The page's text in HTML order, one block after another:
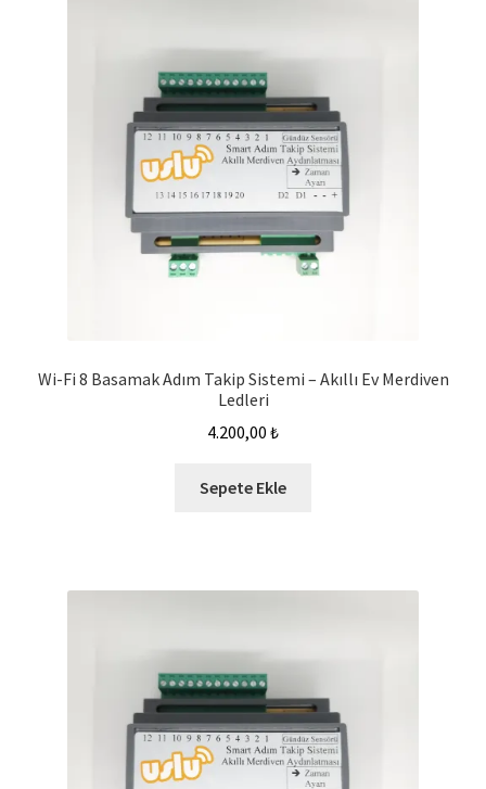
Wi-Fi 8 Basamak Adım Takip Sistemi – Akıllı Ev Merdiven
Ledleri
4.200,00 ₺
Sepete Ekle